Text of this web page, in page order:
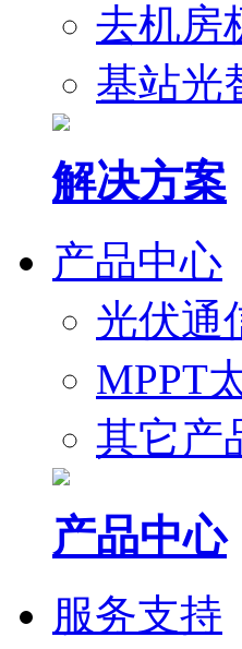
去机房
基站光
解决方案
产品中心
光伏通
MPPT
其它产
产品中心
服务支持